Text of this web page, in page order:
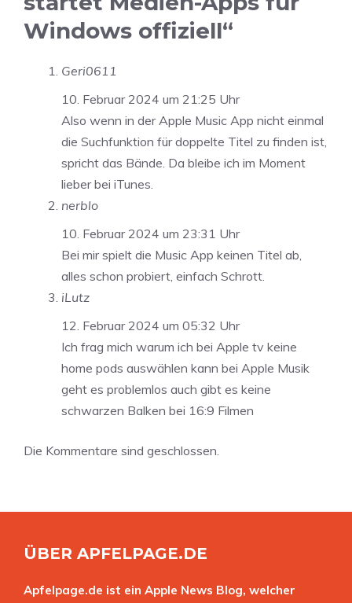
Windows offiziell“
Geri0611
10. Februar 2024 um 21:25 Uhr
Also wenn in der Apple Music App nicht einmal
die Suchfunktion für doppelte Titel zu finden ist,
spricht das Bände. Da bleibe ich im Moment
lieber bei iTunes.
nerblo
10. Februar 2024 um 23:31 Uhr
Bei mir spielt die Music App keinen Titel ab,
alles schon probiert, einfach Schrott.
iLutz
12. Februar 2024 um 05:32 Uhr
Ich frag mich warum ich bei Apple tv keine
home pods auswählen kann bei Apple Musik
geht es problemlos auch gibt es keine
schwarzen Balken bei 16:9 Filmen
Die Kommentare sind geschlossen.
ÜBER APFELPAGE.DE
Apfelpage.de ist ein Apple News Blog, welcher